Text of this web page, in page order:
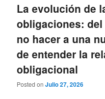
La evolución de
obligaciones:
no hacer a una
de entender la
obligacional
Posted onJulio 27, 2026